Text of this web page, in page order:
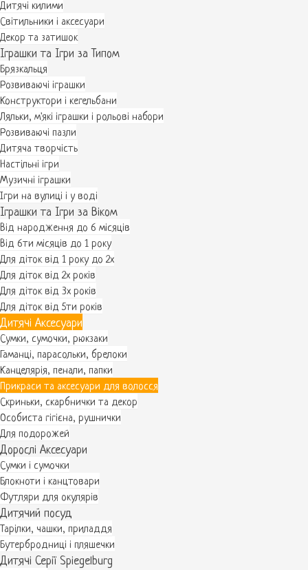
Дитячі килими
Світильники і аксесуари
Декор та затишок
Іграшки та Ігри за Типом
Брязкальця
Розвиваючі іграшки
Конструктори і кегельбани
Ляльки, м'які іграшки і рольові набори
Розвиваючі пазли
Дитяча творчість
Настільні ігри
Музичні іграшки
Ігри на вулиці і у воді
Іграшки та Ігри за Віком
Від народження до 6 місяців
Від 6ти місяців до 1 року
Для діток від 1 року до 2х
Для діток від 2х років
Для діток від 3х років
Для діток від 5ти років
Дитячі Аксесуари
Сумки, сумочки, рюкзаки
Гаманці, парасольки, брелоки
Канцелярія, пенали, папки
Прикраси та аксесуари для волосся
Скриньки, скарбнички та декор
Особиста гігієна, рушнички
Для подорожей
Дорослі Аксесуари
Сумки і сумочки
Блокноти і канцтовари
Футляри для окулярів
Дитячий посуд
Тарілки, чашки, приладдя
Бутербродниці і пляшечки
Дитячі Серії Spiegelburg